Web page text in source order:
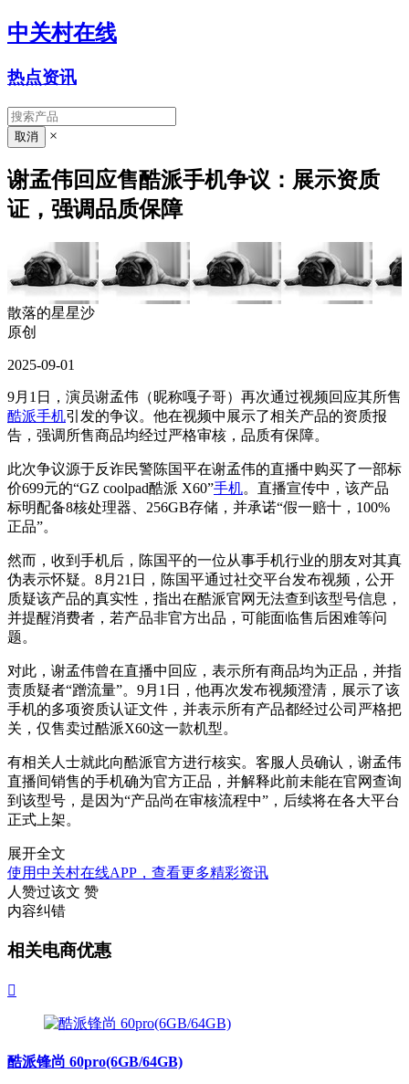
中关村在线
热点资讯
×
谢孟伟回应售酷派手机争议：展示资质
证，强调品质保障
散落的星星沙
原创
2025-09-01
9月1日，演员谢孟伟（昵称嘎子哥）再次通过视频回应其所售
酷派手机引发的争议。他在视频中展示了相关产品的资质报
告，强调所售商品均经过严格审核，品质有保障。
此次争议源于反诈民警陈国平在谢孟伟的直播中购买了一部标
价699元的“GZ coolpad酷派 X60”手机。直播宣传中，该产品
标明配备8核处理器、256GB存储，并承诺“假一赔十，100%
正品”。
然而，收到手机后，陈国平的一位从事手机行业的朋友对其真
伪表示怀疑。8月21日，陈国平通过社交平台发布视频，公开
质疑该产品的真实性，指出在酷派官网无法查到该型号信息，
并提醒消费者，若产品非官方出品，可能面临售后困难等问
题。
对此，谢孟伟曾在直播中回应，表示所有商品均为正品，并指
责质疑者“蹭流量”。9月1日，他再次发布视频澄清，展示了该
手机的多项资质认证文件，并表示所有产品都经过公司严格把
关，仅售卖过酷派X60这一款机型。
有相关人士就此向酷派官方进行核实。客服人员确认，谢孟伟
直播间销售的手机确为官方正品，并解释此前未能在官网查询
到该型号，是因为“产品尚在审核流程中”，后续将在各大平台
正式上架。
展开全文
使用中关村在线APP，查看更多精彩资讯
人赞过该文 赞
内容纠错
相关电商优惠

酷派锋尚 60pro(6GB/64GB)